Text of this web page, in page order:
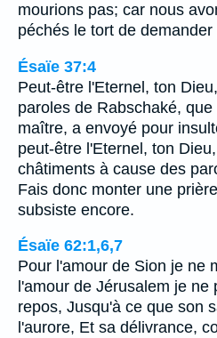
mourions pas; car nous
péchés le tort de
Ésaïe 37:4
Peut-être l'Eternel, ton
paroles de Rabschaké,
maître, a envoyé pour
peut-être l'Eternel, ton
châtiments à cause des
Fais donc monter une
subsiste encore.
Ésaïe 62:1,6,7
Pour l'amour de Sion je ne
l'amour de Jérusalem je ne
repos, Jusqu'à ce que son
l'aurore, Et sa délivrance,